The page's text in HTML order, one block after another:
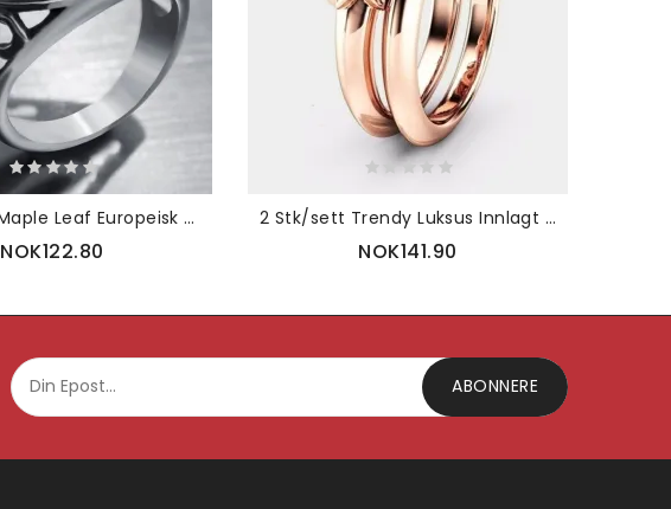
Punk Alloy Maple Leaf Europeisk Og Amerikansk Personlighetsring
NOK122.80
2 Stk/sett Trendy Luksus Innlagt Rhinestone 3d Blomst Dobbeltlags Sirkel Geometrisk Formet Legering Giftering
NOK141.90
ABONNERE